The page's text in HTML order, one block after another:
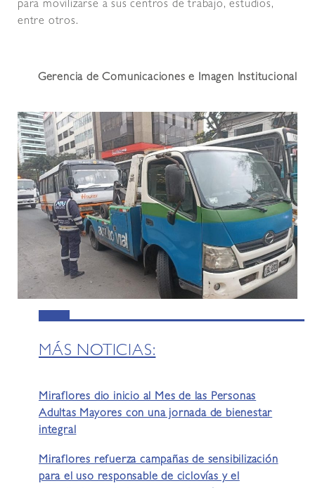
para movilizarse a sus centros de trabajo, estudios,
entre otros.
Gerencia de Comunicaciones e Imagen Institucional
MÁS NOTICIAS:
Miraflores dio inicio al Mes de las Personas
Adultas Mayores con una jornada de bienestar
integral
Miraflores refuerza campañas de sensibilización
para el uso responsable de ciclovías y el